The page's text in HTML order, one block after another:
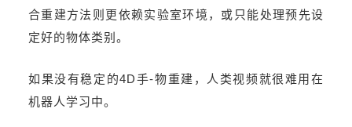
合重建方法则更依赖实验室环境，或只能处理预先设
定好的物体类别。
如果没有稳定的4D手-物重建，人类视频就很难用在
机器人学习中。